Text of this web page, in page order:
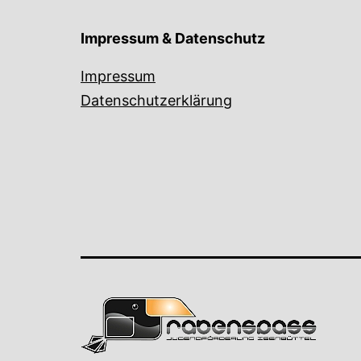
Impressum & Datenschutz
Impressum
Datenschutzerklärung